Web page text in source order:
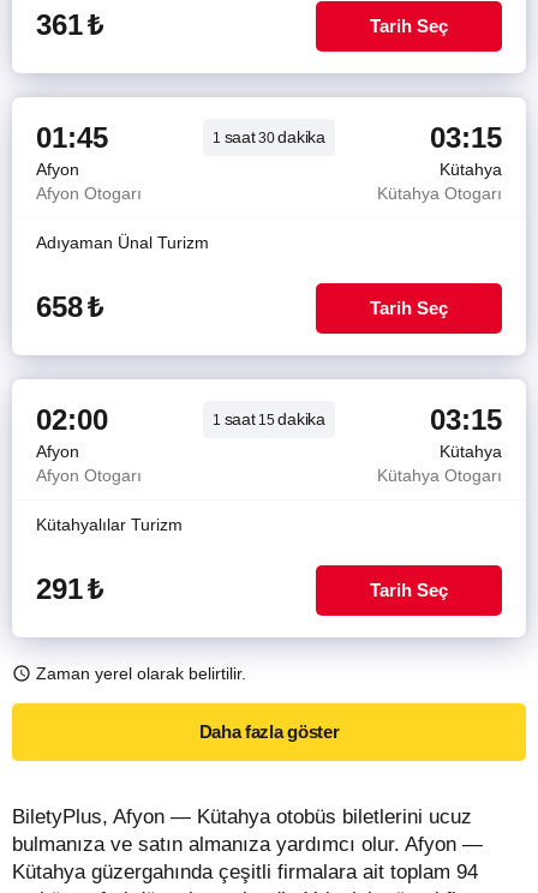
361₺ Tarih Seç
01:45 1 saat30dakika 03:15
Afyon
Kütahya
Afyon Otogarı
Kütahya Otogarı
Adıyaman Ünal Turizm
658₺ Tarih Seç
02:00 1 saat15dakika 03:15
Afyon
Kütahya
Afyon Otogarı
Kütahya Otogarı
Kütahyalılar Turizm
291₺ Tarih Seç
Zaman yerel olarak belirtilir.
Daha fazla göster
BiletyPlus, Afyon — Kütahya otobüs biletlerini ucuz
bulmanıza ve satın almanıza yardımcı olur. Afyon —
Kütahya güzergahında çeşitli firmalara ait toplam 94